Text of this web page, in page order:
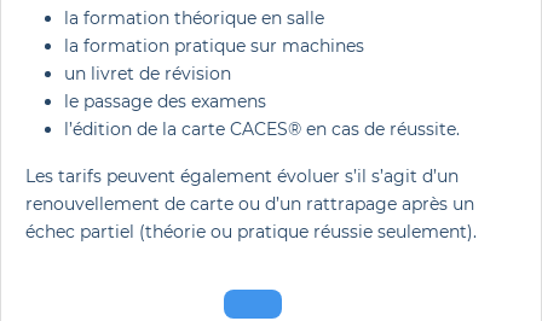
la formation théorique en salle
la formation pratique sur machines
un livret de révision
le passage des examens
l’édition de la carte CACES® en cas de réussite.
Les tarifs peuvent également évoluer s’il s’agit d’un
renouvellement de carte ou d’un rattrapage après un
échec partiel (théorie ou pratique réussie seulement).